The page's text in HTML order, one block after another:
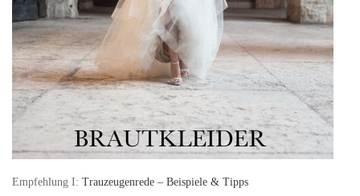
Empfehlung I: Trauzeugenrede – Beispiele & Tipps